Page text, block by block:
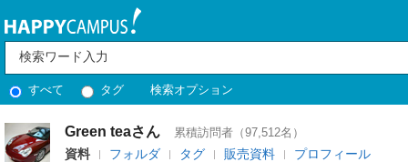
すべて タグ 検索オプション
Green teaさん 累積訪問者（97,512名）
資料 フォルダ タグ 販売資料 プロフィール